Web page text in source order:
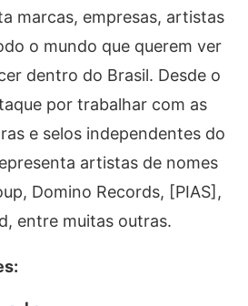
marcas, empresas, artistas
o mundo que querem ver
dentro do Brasil. Desde o
por trabalhar com as
e selos independentes do
artistas de nomes
Domino Records, [PIAS],
entre muitas outras.